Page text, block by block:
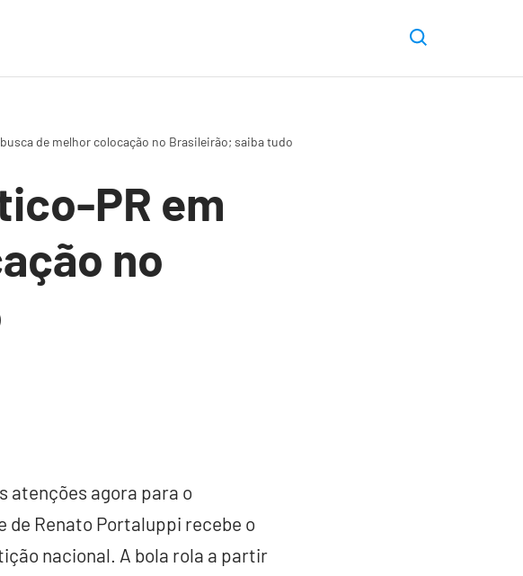
de melhor colocação no Brasileirão; saiba tudo
PR em
no
atenções agora para o
de Renato Portaluppi recebe o
nacional. A bola rola a partir